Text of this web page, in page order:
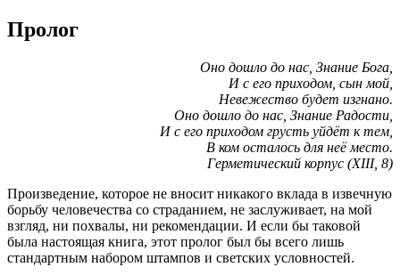
Пролог
Оно дошло до нас, Знание Бога,
И с его приходом, сын мой,
Невежество будет изгнано.
Оно дошло до нас, Знание Радости,
И с его приходом грусть уйдёт к тем,
В ком осталось для неё место.
Герметический корпус (XIII, 8)
Произведение, которое не вносит никакого вклада в извечную
борьбу человечества со страданием, не заслуживает, на мой
взгляд, ни похвалы, ни рекомендации. И если бы таковой
была настоящая книга, этот пролог был бы всего лишь
стандартным набором штампов и светских условностей.